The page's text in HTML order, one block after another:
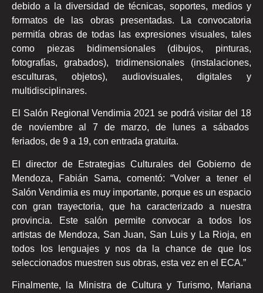
debido a la diversidad de técnicas, soportes, medios y
formatos de las obras presentadas. La convocatoria
permitía obras de todas las expresiones visuales, tales
como piezas bidimensionales (dibujos, pinturas,
fotografías, grabados), tridimensionales (instalaciones,
esculturas, objetos), audiovisuales, digitales y
multidisciplinares.
El Salón Regional Vendimia 2021 se podrá visitar del 18
de noviembre al 7 de marzo, de lunes a sábados
feriados, de 9 a 19, con entrada gratuita.
El director de Estrategias Culturales del Gobierno de
Mendoza, Fabián Sama, comentó: “Volver a tener el
Salón Vendimia es muy importante, porque es un espacio
con gran trayectoria, que ha caracterizado a nuestra
provincia. Este salón permite convocar a todos los
artistas de Mendoza, San Juan, San Luis y La Rioja, en
todos los lenguajes y nos da la chance de que los
seleccionados muestren sus obras, esta vez en el ECA.”
Finalmente, la Ministra de Cultura y Turismo, Mariana